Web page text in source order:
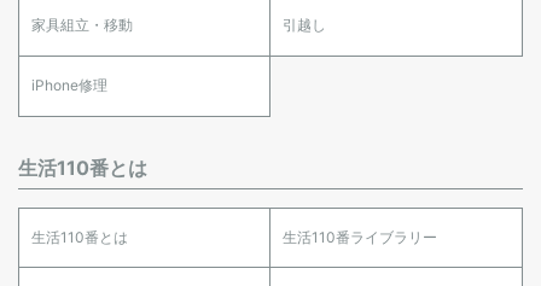
家具組立・移動 引越し
iPhone修理
生活110番とは
生活110番とは 生活110番ライブラリー